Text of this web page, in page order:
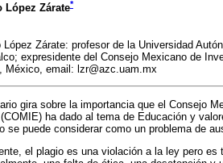
López Zárate*
López Zárate: profesor de la Universidad
expresidente del Consejo Mexicano de
México, email: lzr@azc.uam.mx
gira sobre la importancia que el Consejo
ha dado al tema de Educación y
se puede considerar como un problema de
el plagio es una violación a la ley pero es